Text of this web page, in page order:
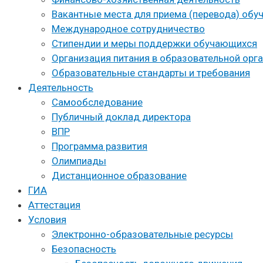
Вакантные места для приема (перевода)
Международное сотрудничество
Стипендии и меры поддержки обучающихся
Организация питания в образовательной
Образовательные стандарты и требования
Деятельность
Самообследование
Публичный доклад директора
ВПР
Программа развития
Олимпиады
Дистанционное образование
ГИА
Аттестация
Условия
Электронно-образовательные ресурсы
Безопасность